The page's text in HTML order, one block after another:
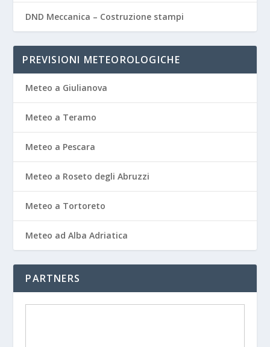
DND Meccanica – Costruzione stampi
PREVISIONI METEOROLOGICHE
Meteo a Giulianova
Meteo a Teramo
Meteo a Pescara
Meteo a Roseto degli Abruzzi
Meteo a Tortoreto
Meteo ad Alba Adriatica
PARTNERS